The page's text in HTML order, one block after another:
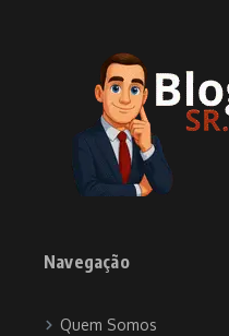
Navegação
Quem Somos